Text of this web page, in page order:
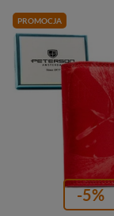
PROMOCJA
-5%